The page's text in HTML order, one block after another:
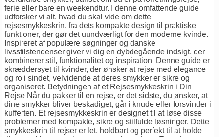
ferie eller bare en weekendtur. I denne omfattende guide
udforsker vi alt, hvad du skal vide omdette
rejsesmykkeskrin, fra dets kompakte design til praktiske
funktioner, der gør det uundværligt for den moderne kvinde.
Inspireret af populære søgninger og danske
livsstilstendenser giver vi dig en dybdegående indsigt, der
kombinerer stil, funktionalitet og inspiration. Denne guide er
skræddersyet til kvinder, der ønsker at rejse med elegance
og ro i sindet, velvidende at deres smykker er sikre og
organiseret. Betydningen af et Rejsesmykkeskrin i Din
Rejse Når du pakker til en rejse, er det sidste, du ønsker, at
dine smykker bliver beskadiget, går i knude eller forsvinder i
kufferten. Et rejsesmykkeskrin er designet til at løse disse
problemer med kompakte, sikre og stilfulde løsninger. Dette
smykkeskrin til rejser er let, holdbart og perfekt til at holde